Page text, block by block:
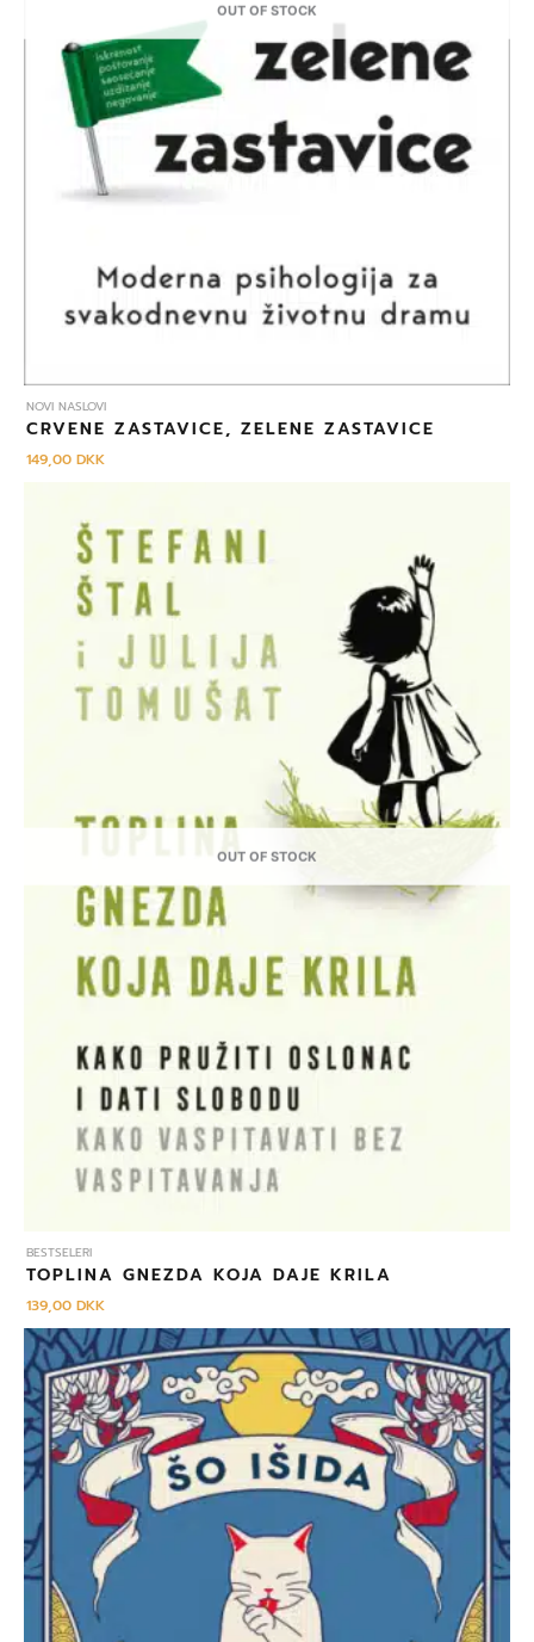
OUT OF STOCK
NOVI NASLOVI
CRVENE ZASTAVICE, ZELENE ZASTAVICE
149,00DKK
OUT OF STOCK
BESTSELERI
TOPLINA GNEZDA KOJA DAJE KRILA
139,00DKK